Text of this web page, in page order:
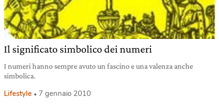
Il significato simbolico dei numeri
I numeri hanno sempre avuto un fascino e una valenza anche
simbolica.
Lifestyle 7 gennaio 2010